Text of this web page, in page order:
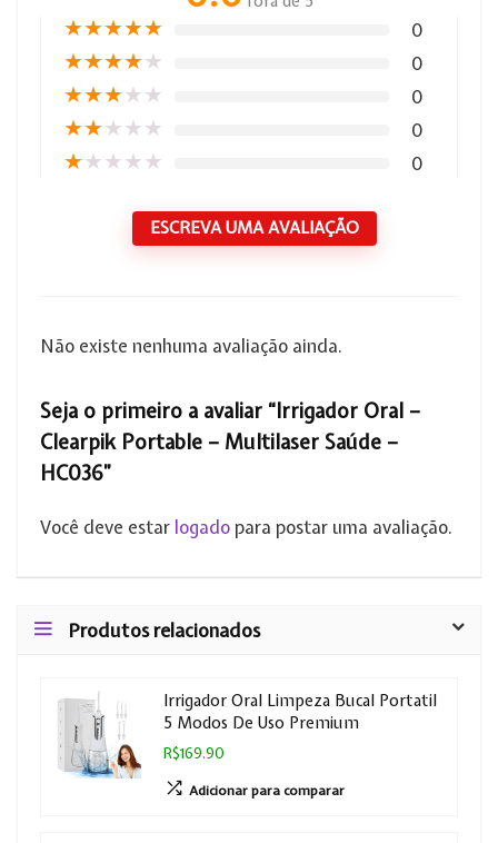
★★★★★ 0
★★★★★ 0
★★★★★ 0
★★★★★ 0
★★★★★ 0
ESCREVA UMA AVALIAÇÃO
Não existe nenhuma avaliação ainda.
Seja o primeiro a avaliar “Irrigador Oral –
Clearpik Portable – Multilaser Saúde –
HC036”
Você deve estar logadopara postar uma avaliação.
Produtos relacionados
Irrigador Oral Limpeza Bucal Portatil
5 Modos De Uso Premium
R$169.90
Adicionar para comparar